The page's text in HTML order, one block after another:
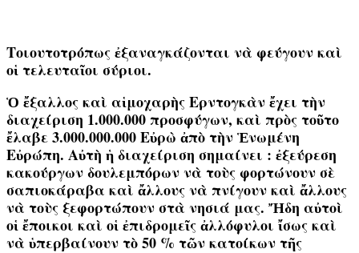
Τοιουτοτρόπως ἐξαναγκάζονται νὰ φεύγουν καὶ
οἱ τελευταῖοι σύριοι.
Ὁ ἔξαλλος καὶ αἱμοχαρὴς Ερντογκὰν ἔχει τὴν
διαχείριση 1.000.000 προσφύγων, καὶ πρὸς τοῦτο
ἔλαβε 3.000.000.000 Εὐρὼ ἀπὸ τὴν Ἑνωμένη
Εὐρώπη. Αὐτὴ ἡ διαχείριση σημαίνει : ἐξεύρεση
κακούργων δουλεμπόρων νὰ τοὺς φορτώνουν σὲ
σαπιοκάραβα καὶ ἄλλους νὰ πνίγουν καὶ ἄλλους
νὰ τοὺς ξεφορτώπουν στὰ νησιά μας. Ἤδη αὐτοὶ
οἱ ἔποικοι καὶ οἱ ἐπιδρομεῖς ἀλλόφυλοι ἴσως καὶ
νὰ ὑπερβαίνουν τὸ 50 % τῶν κατοίκων τῆς